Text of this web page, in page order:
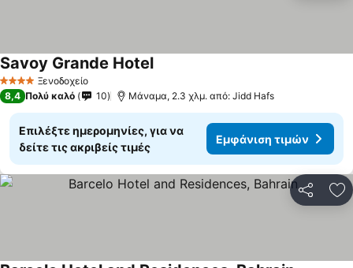
4 ΑστέριαΞενοδοχείο
Savoy Grande HotelΕμφάνιση τιμών
8,4 Πολύ καλό 10 Μάναμα, 2.3 χλμ. από: Jidd Hafs
Επιλέξτε ημερομηνίες, για να
δείτε τις ακριβείς τιμές
Εμφάνιση τιμών